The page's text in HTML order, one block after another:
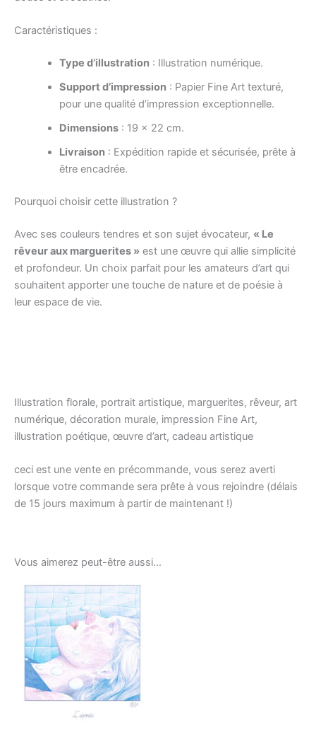
Caractéristiques :
Type d’illustration: Illustration numérique.
Support d’impression: Papier Fine Art texturé,
pour une qualité d’impression exceptionnelle.
Dimensions: 19 x 22 cm.
Livraison: Expédition rapide et sécurisée, prête à
être encadrée.
Pourquoi choisir cette illustration ?
Avec ses couleurs tendres et son sujet évocateur, « Le
rêveur aux marguerites » est une œuvre qui allie simplicité
et profondeur. Un choix parfait pour les amateurs d’art qui
souhaitent apporter une touche de nature et de poésie à
leur espace de vie.
Illustration florale, portrait artistique, marguerites, rêveur, art
numérique, décoration murale, impression Fine Art,
illustration poétique, œuvre d’art, cadeau artistique
ceci est une vente en précommande, vous serez averti
lorsque votre commande sera prête à vous rejoindre (délais
de 15 jours maximum à partir de maintenant !)
Vous aimerez peut-être aussi…